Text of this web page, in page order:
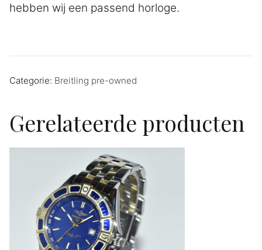
hebben wij een passend horloge.
Categorie: Breitling pre-owned
Gerelateerde producten